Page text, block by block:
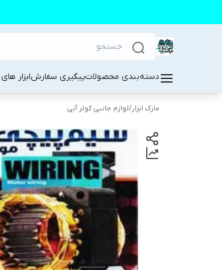
دسته‌بندی محصولاتپیگیری سفارشابزار
مارک ابزار/لوازم جانبی کولر آبی